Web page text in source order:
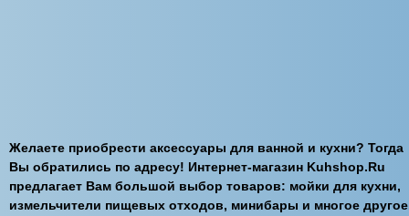
Желаете приобрести аксессуары для ванной и кухни? Тогда
Вы обратились по адресу! Интернет-магазин Kuhshop.Ru
предлагает Вам большой выбор товаров: мойки для кухни,
измельчители пищевых отходов, минибары и многое